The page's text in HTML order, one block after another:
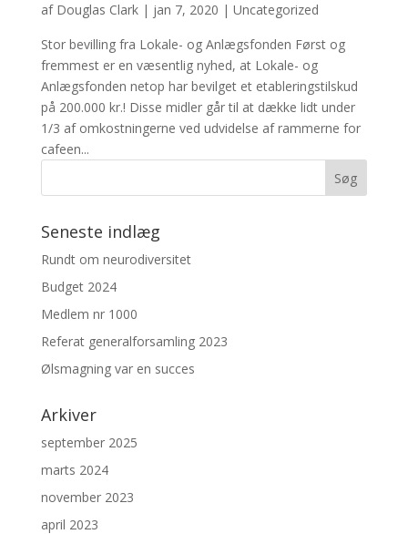
af Douglas Clark| jan 7, 2020 | Uncategorized
Stor bevilling fra Lokale- og Anlægsfonden Først og
fremmest er en væsentlig nyhed, at Lokale- og
Anlægsfonden netop har bevilget et etableringstilskud
på 200.000 kr.! Disse midler går til at dække lidt under
1/3 af omkostningerne ved udvidelse af rammerne for
cafeen...
Seneste indlæg
Rundt om neurodiversitet
Budget 2024
Medlem nr 1000
Referat generalforsamling 2023
Ølsmagning var en succes
Arkiver
september 2025
marts 2024
november 2023
april 2023